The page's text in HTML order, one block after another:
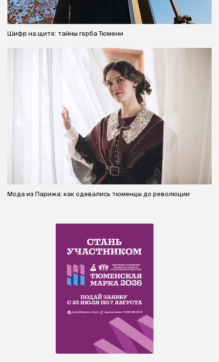
Шифр на щите: тайны герба Тюмени
Мода из Парижа: как одевались тюменцы до революции